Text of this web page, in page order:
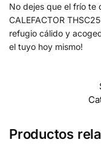
No dejes que el frío te
CALEFACTOR
refugio cálido y
el tuyo hoy mismo!
Productos